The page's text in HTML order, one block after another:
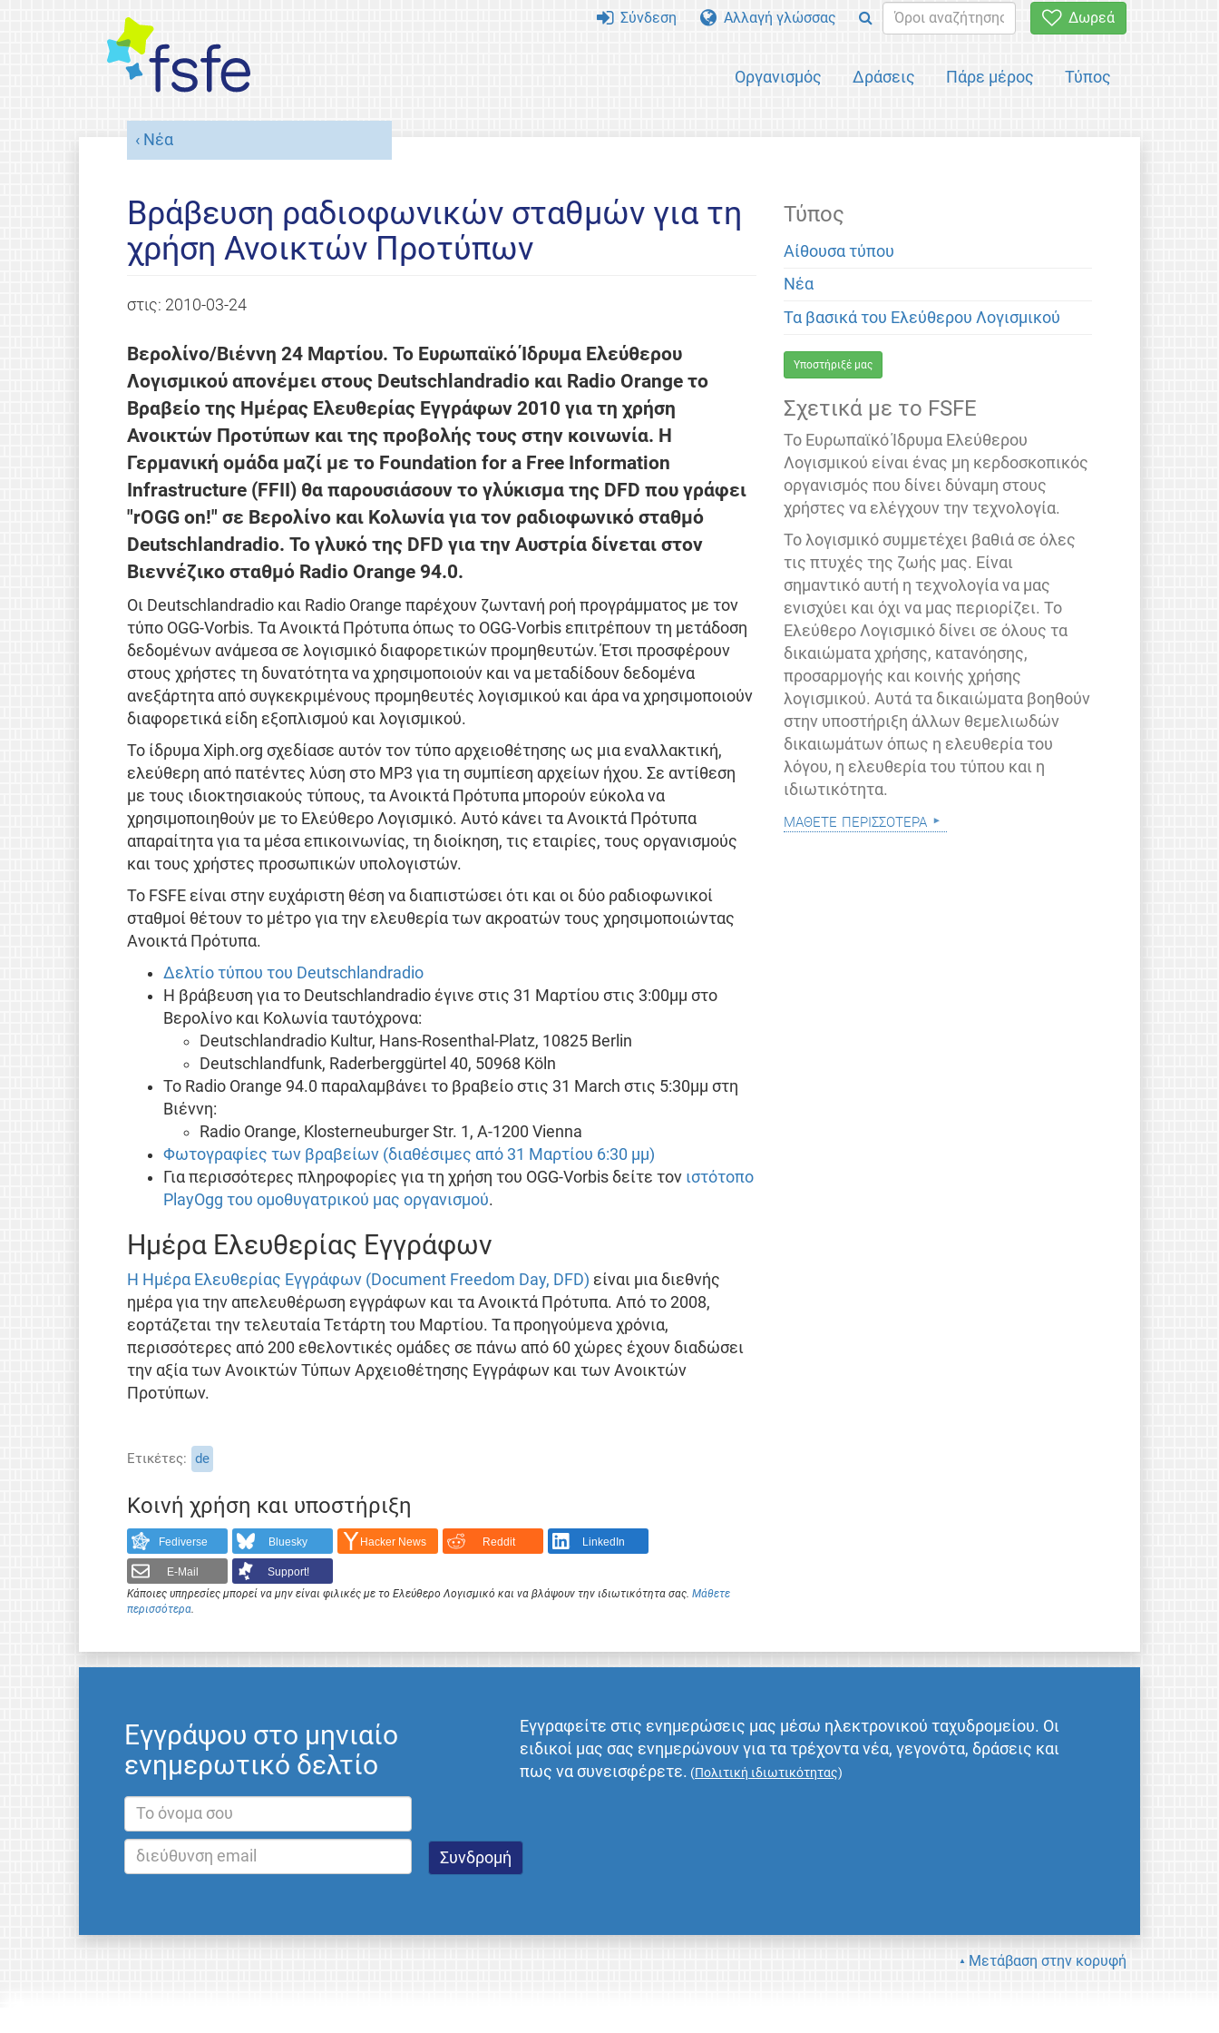
Δωρεά
Οργανισμός Δράσεις Πάρε μέρος Τύπος
Σύνδεση Αλλαγή γλώσσας
Νέα
Βράβευση ραδιοφωνικών σταθμών για τη
χρήση Ανοικτών Προτύπων
στις: 2010-03-24
Βερολίνο/Βιέννη 24 Μαρτίου. Το Ευρωπαϊκό Ίδρυμα Ελεύθερου
Λογισμικού απονέμει στους Deutschlandradio και Radio Orange το
Βραβείο της Ημέρας Ελευθερίας Εγγράφων 2010 για τη χρήση
Ανοικτών Προτύπων και της προβολής τους στην κοινωνία. Η
Γερμανική ομάδα μαζί με το Foundation for a Free Information
Infrastructure (FFII) θα παρουσιάσουν το γλύκισμα της DFD που γράφει
"rOGG on!" σε Βερολίνο και Κολωνία για τον ραδιοφωνικό σταθμό
Deutschlandradio. Το γλυκό της DFD για την Αυστρία δίνεται στον
Βιεννέζικο σταθμό Radio Orange 94.0.
Οι Deutschlandradio και Radio Orange παρέχουν ζωντανή ροή προγράμματος με τον
τύπο OGG-Vorbis. Τα Ανοικτά Πρότυπα όπως το OGG-Vorbis επιτρέπουν τη μετάδοση
δεδομένων ανάμεσα σε λογισμικό διαφορετικών προμηθευτών. Έτσι προσφέρουν
στους χρήστες τη δυνατότητα να χρησιμοποιούν και να μεταδίδουν δεδομένα
ανεξάρτητα από συγκεκριμένους προμηθευτές λογισμικού και άρα να χρησιμοποιούν
διαφορετικά είδη εξοπλισμού και λογισμικού.
Το ίδρυμα Xiph.org σχεδίασε αυτόν τον τύπο αρχειοθέτησης ως μια εναλλακτική,
ελεύθερη από πατέντες λύση στο MP3 για τη συμπίεση αρχείων ήχου. Σε αντίθεση
με τους ιδιοκτησιακούς τύπους, τα Ανοικτά Πρότυπα μπορούν εύκολα να
χρησιμοποιηθούν με το Ελεύθερο Λογισμικό. Αυτό κάνει τα Ανοικτά Πρότυπα
απαραίτητα για τα μέσα επικοινωνίας, τη διοίκηση, τις εταιρίες, τους οργανισμούς
και τους χρήστες προσωπικών υπολογιστών.
Το FSFE είναι στην ευχάριστη θέση να διαπιστώσει ότι και οι δύο ραδιοφωνικοί
σταθμοί θέτουν το μέτρο για την ελευθερία των ακροατών τους χρησιμοποιώντας
Ανοικτά Πρότυπα.
Δελτίο τύπου του Deutschlandradio
Η βράβευση για το Deutschlandradio έγινε στις 31 Μαρτίου στις 3:00μμ στο
Βερολίνο και Κολωνία ταυτόχρονα:
Deutschlandradio Kultur, Hans-Rosenthal-Platz, 10825 Berlin
Deutschlandfunk, Raderberggürtel 40, 50968 Köln
Το Radio Orange 94.0 παραλαμβάνει το βραβείο στις 31 March στις 5:30μμ στη
Βιέννη:
Radio Orange, Klosterneuburger Str. 1, A-1200 Vienna
Φωτογραφίες των βραβείων (διαθέσιμες από 31 Μαρτίου 6:30 μμ)
Για περισσότερες πληροφορίες για τη χρήση του OGG-Vorbis δείτε τον ιστότοπο
PlayOgg του ομοθυγατρικού μας οργανισμού.
Ημέρα Ελευθερίας Εγγράφων
Η Ημέρα Ελευθερίας Εγγράφων (Document Freedom Day, DFD) είναι μια διεθνής
ημέρα για την απελευθέρωση εγγράφων και τα Ανοικτά Πρότυπα. Από το 2008,
εορτάζεται την τελευταία Τετάρτη του Μαρτίου. Τα προηγούμενα χρόνια,
περισσότερες από 200 εθελοντικές ομάδες σε πάνω από 60 χώρες έχουν διαδώσει
την αξία των Ανοικτών Τύπων Αρχειοθέτησης Εγγράφων και των Ανοικτών
Προτύπων.
Ετικέτες de
Κοινή χρήση και υποστήριξη
Fediverse Bluesky Hacker News Reddit LinkedIn
E-Mail
Support!
Κάποιες υπηρεσίες μπορεί να μην είναι φιλικές με το Ελεύθερο Λογισμικό και να βλάψουν την ιδιωτικότητα σας. Μάθετε
περισσότερα.
Τύπος
Αίθουσα τύπου
Νέα
Τα βασικά του Ελεύθερου Λογισμικού
Υποστήριξέ μας
Σχετικά με το FSFE
Το Ευρωπαϊκό Ίδρυμα Ελεύθερου
Λογισμικού είναι ένας μη κερδοσκοπικός
οργανισμός που δίνει δύναμη στους
χρήστες να ελέγχουν την τεχνολογία.
Το λογισμικό συμμετέχει βαθιά σε όλες
τις πτυχές της ζωής μας. Είναι
σημαντικό αυτή η τεχνολογία να μας
ενισχύει και όχι να μας περιορίζει. Το
Ελεύθερο Λογισμικό δίνει σε όλους τα
δικαιώματα χρήσης, κατανόησης,
προσαρμογής και κοινής χρήσης
λογισμικού. Αυτά τα δικαιώματα βοηθούν
στην υποστήριξη άλλων θεμελιωδών
δικαιωμάτων όπως η ελευθερία του
λόγου, η ελευθερία του τύπου και η
ιδιωτικότητα.
μάθετε περισσότερα
Εγγράψου στο μηνιαίο
ενημερωτικό δελτίο
Εγγραφείτε στις ενημερώσεις μας μέσω ηλεκτρονικού ταχυδρομείου. Οι
ειδικοί μας σας ενημερώνουν για τα τρέχοντα νέα, γεγονότα, δράσεις και
πως να συνεισφέρετε. (Πολιτική ιδιωτικότητας)
Μετάβαση στην κορυφή